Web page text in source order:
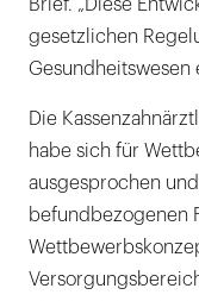
Brief. „Diese
gesetzlichen
Gesundheitswesen
Die
habe sich für
ausgesprochen
befundbezogenen